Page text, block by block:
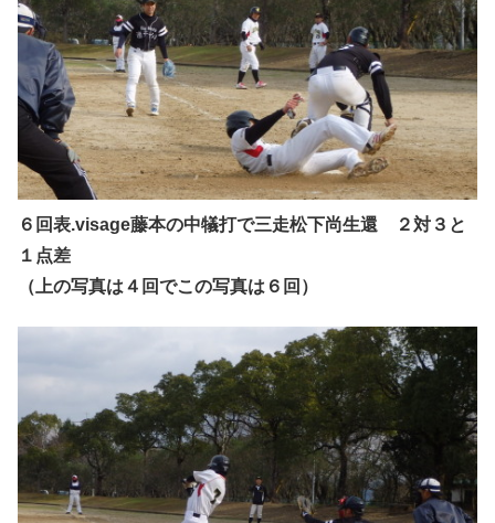
６回表.visage藤本の中犠打で三走松下尚生還 ２対３と
１点差
（上の写真は４回でこの写真は６回）